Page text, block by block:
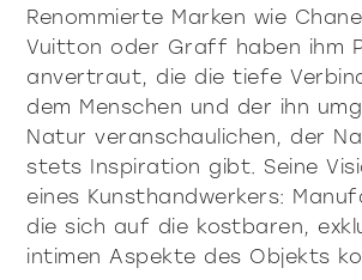
Renommierte Marken wie
Vuitton oder Graff haben ihm
anvertraut, die die tiefe
dem Menschen und der ihn
Natur veranschaulichen, der
stets Inspiration gibt. Seine
eines Kunsthandwerkers:
die sich auf die kostbaren,
intimen Aspekte des Objekts